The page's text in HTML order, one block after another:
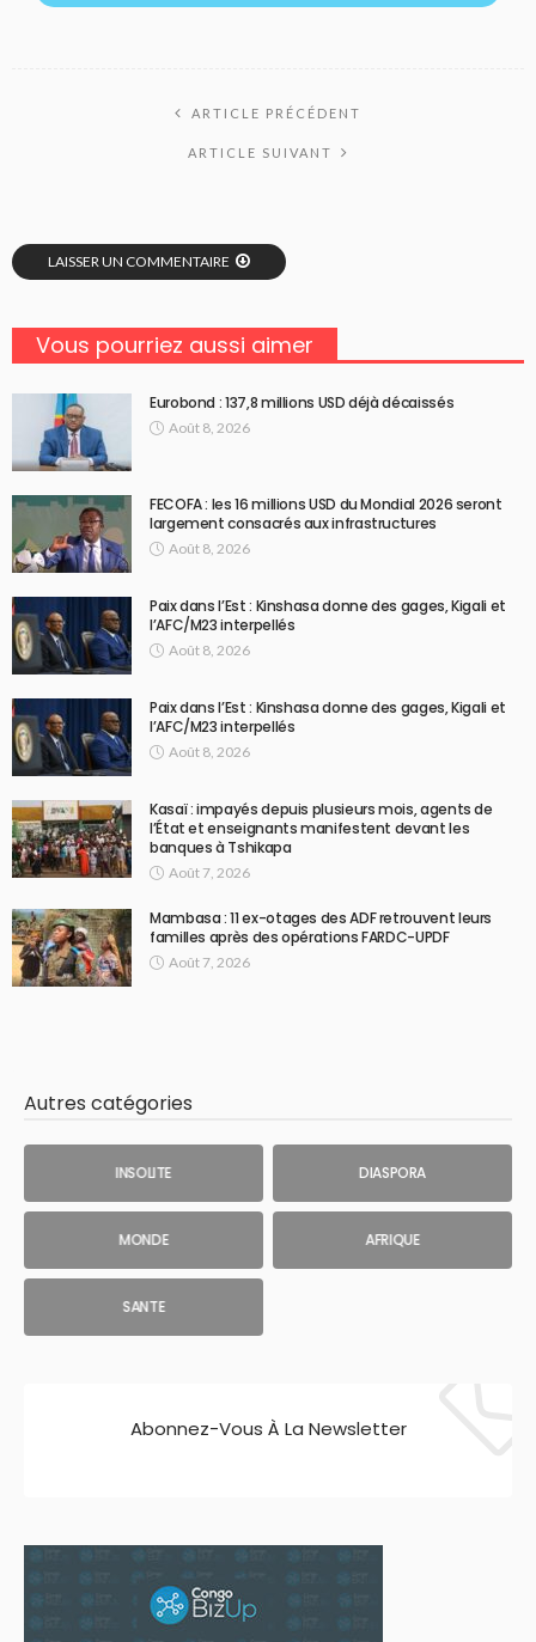
ARTICLE PRÉCÉDENT
ARTICLE SUIVANT
LAISSER UN COMMENTAIRE
Vous pourriez aussi aimer
Eurobond : 137,8 millions USD déjà décaissés
Août 8, 2026
FECOFA : les 16 millions USD du Mondial 2026 seront
largement consacrés aux infrastructures
Août 8, 2026
Paix dans l’Est : Kinshasa donne des gages, Kigali et
l’AFC/M23 interpellés
Août 8, 2026
Paix dans l’Est : Kinshasa donne des gages, Kigali et
l’AFC/M23 interpellés
Août 8, 2026
Kasaï : impayés depuis plusieurs mois, agents de
l’État et enseignants manifestent devant les
banques à Tshikapa
Août 7, 2026
Mambasa : 11 ex-otages des ADF retrouvent leurs
familles après des opérations FARDC-UPDF
Août 7, 2026
Autres catégories
INSOLITE DIASPORA
MONDE AFRIQUE
SANTE
Abonnez-Vous À La Newsletter